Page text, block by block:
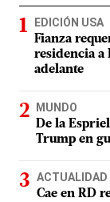
EDICIÓN USA
Fianza
residencia a
adelante
MUNDO
De la
Trump en
ACTUALIDAD
Cae en RD